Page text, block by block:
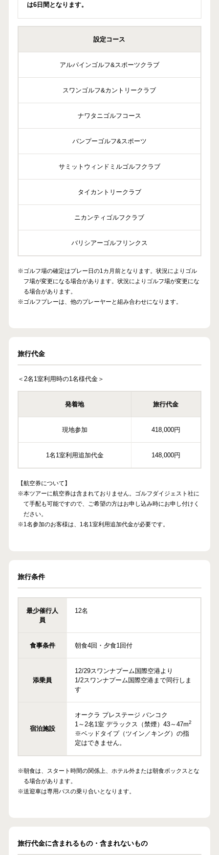
は6日間となります。
設定コース
アルパインゴルフ&スポーツクラブ
スワンゴルフ&カントリークラブ
ナワタニゴルフコース
バンプーゴルフ&スポーツ
サミットウィンドミルゴルフクラブ
タイカントリークラブ
ニカンティゴルフクラブ
バリシアーゴルフリンクス
※ゴルフ場の確定はプレー日の1カ月前となります。状況によりゴル
フ場が変更になる場合があります。状況によりゴルフ場が変更にな
る場合があります。
※ゴルフプレーは、他のプレーヤーと組み合わせになります。
旅行代金
＜2名1室利用時の1名様代金＞
発着地 旅行代金
現地参加 418,000円
1名1室利用追加代金 148,000円
【航空券について】
※本ツアーに航空券は含まれておりません。ゴルフダイジェスト社に
て手配も可能ですので、ご希望の方はお申し込み時にお申し付けく
ださい。
※1名参加のお客様は、1名1室利用追加代金が必要です。
旅行条件
最少催行人
員
12名
食事条件 朝食4回・夕食1回付
添乗員
12/29スワンナプーム国際空港より
1/2スワンナプーム国際空港まで同行しま
す
宿泊施設
オークラ プレステージ バンコク
1～2名1室 デラックス（禁煙）43～47m2
※ベッドタイプ（ツイン／キング）の指
定はできません。
※朝食は、スタート時間の関係上、ホテル外または朝食ボックスとな
る場合があります。
※送迎車は専用バスの乗り合いとなります。
旅行代金に含まれるもの・含まれないもの